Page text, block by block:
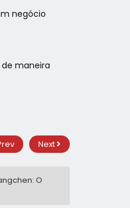
negócio
maneira
Next
O